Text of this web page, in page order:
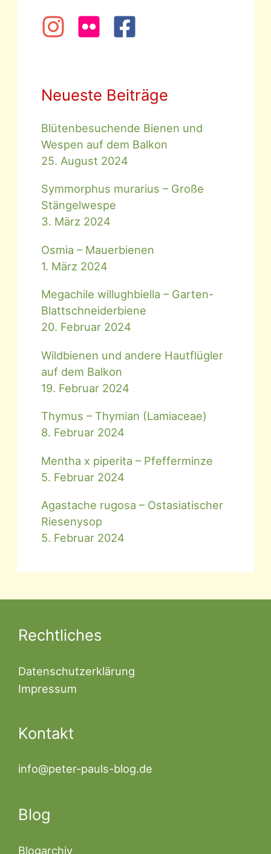
Neueste Beiträge
Blütenbesuchende Bienen und
Wespen auf dem Balkon
25. August 2024
Symmorphus murarius – Große
Stängelwespe
3. März 2024
Osmia – Mauerbienen
1. März 2024
Megachile willughbiella – Garten-
Blattschneiderbiene
20. Februar 2024
Wildbienen und andere Hautflügler
auf dem Balkon
19. Februar 2024
Thymus – Thymian (Lamiaceae)
8. Februar 2024
Mentha x piperita – Pfefferminze
5. Februar 2024
Agastache rugosa – Ostasiatischer
Riesenysop
5. Februar 2024
Rechtliches
Datenschutzerklärung
Impressum
Kontakt
info@peter-pauls-blog.de
Blog
Blogarchiv